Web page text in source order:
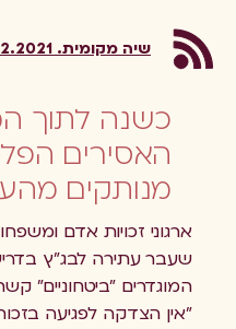
שיה מקומית. 1.2.2021
כשנה לתוך
האסירים
מנותקים
ארגוני זכויות אדם
שעבר עתירה לבג"ץ
המוגדרים "ביטחוניים"
"אין הצדקה לפגיעה